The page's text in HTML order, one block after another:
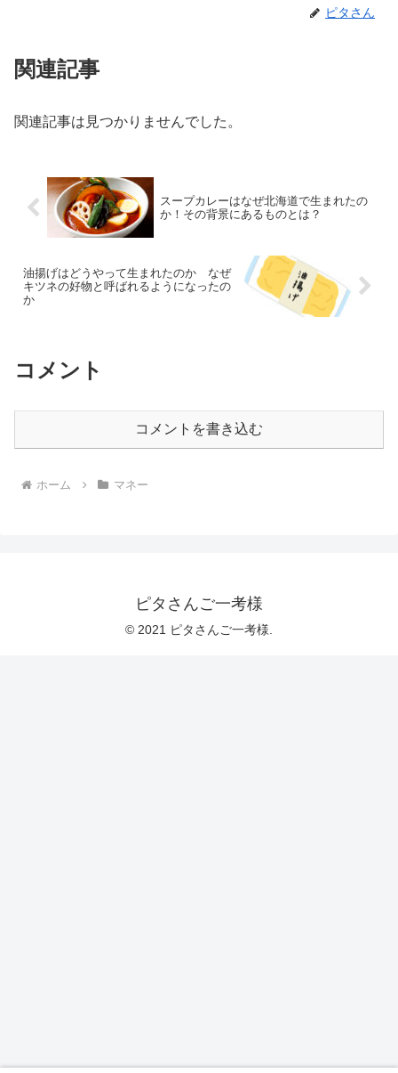
ピタさん
関連記事
関連記事は見つかりませんでした。
スープカレーはなぜ北海道で生まれたの
か！その背景にあるものとは？
油揚げはどうやって生まれたのか なぜ
キツネの好物と呼ばれるようになったの
か
コメント
コメントを書き込む
ホーム マネー
ピタさんご一考様
© 2021 ピタさんご一考様.